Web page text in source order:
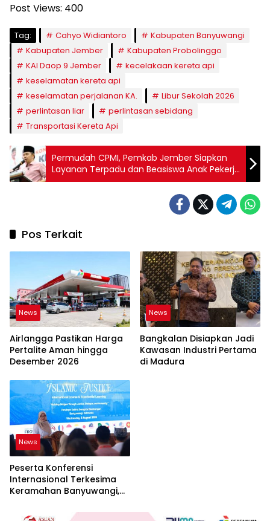
Post Views: 400
Tag: Cahyo Widiantoro
Kabupaten Banyuwangi
Kabupaten Jember
Kabupaten Probolinggo
KAI Daop 9 Jember
kecelakaan kereta api
keselamatan kereta api
keselamatan perjalanan KA.
Libur Sekolah 2026
perlintasan liar
perlintasan sebidang
Transportasi Kereta Api
Permudah CPMI, Pemkab Jember Siapkan
Layanan Terpadu dan Beasiswa Anak Pekerja
Migran
Pos Terkait
News
Airlangga Pastikan Harga
Pertalite Aman hingga
Desember 2026
News
Bangkalan Disiapkan Jadi
Kawasan Industri Pertama
di Madura
News
Peserta Konferensi
Internasional Terkesima
Keramahan Banyuwangi,
Keislaman